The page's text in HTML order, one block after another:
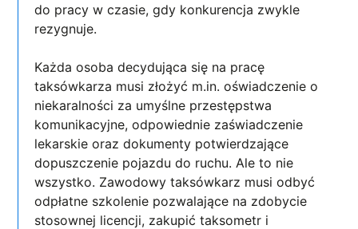
do pracy w czasie, gdy konkurencja zwykle
rezygnuje.
Każda osoba decydująca się na pracę
taksówkarza musi złożyć m.in. oświadczenie o
niekaralności za umyślne przestępstwa
komunikacyjne, odpowiednie zaświadczenie
lekarskie oraz dokumenty potwierdzające
dopuszczenie pojazdu do ruchu. Ale to nie
wszystko. Zawodowy taksówkarz musi odbyć
odpłatne szkolenie pozwalające na zdobycie
stosownej licencji, zakupić taksometr i